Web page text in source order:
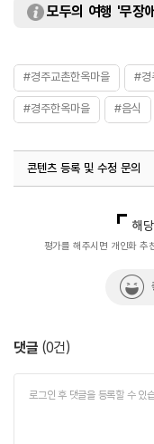
모두의 여행 '무장
#경주교촌한옥마을 #경
#경주한옥마을 #음식
콘텐츠 등록 및 수정 문의
해
평가를 해주시면 개인화 추
댓글 (0건)